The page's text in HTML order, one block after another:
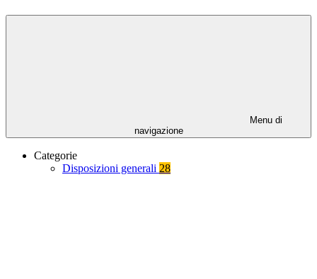
Menu di
navigazione
Categorie
Disposizioni generali 28